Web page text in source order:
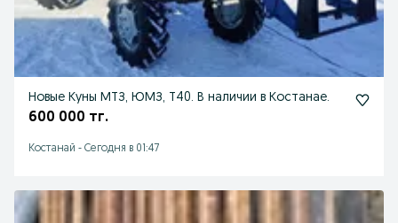
Новые Куны МТЗ, ЮМЗ, Т40. В наличии в Костанае.
600 000 тг.
Костанай - Сегодня в 01:47